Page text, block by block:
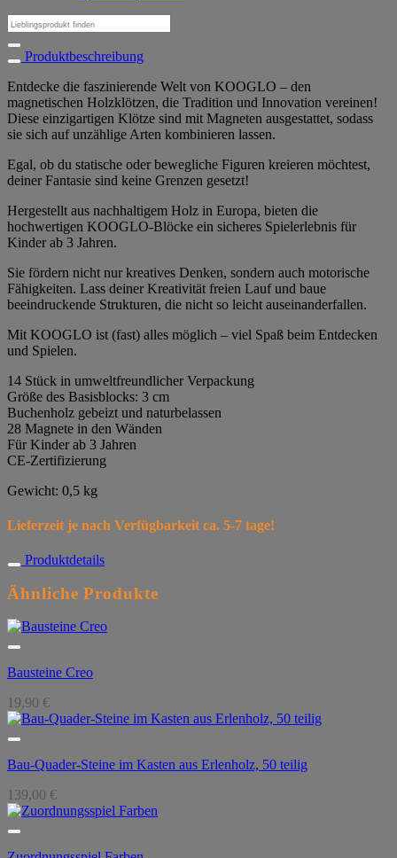
Suchen
nach:
Produktbeschreibung
Entdecke die faszinierende Welt von KOOGLO – den
magnetischen Holzklötzen, die Tradition und Innovation vereinen!
Diese einzigartigen Klötze sind mit Magneten ausgestattet, sodass
sie sich auf unzählige Arten kombinieren lassen.
Egal, ob du statische oder bewegliche Figuren kreieren möchtest,
deiner Fantasie sind keine Grenzen gesetzt!
Hergestellt aus nachhaltigem Holz in Europa, bieten die
hochwertigen KOOGLO-Blöcke ein sicheres Spielerlebnis für
Kinder ab 3 Jahren.
Sie fördern nicht nur kreatives Denken, sondern auch motorische
Fähigkeiten. Lass deiner Kreativität freien Lauf und baue
beeindruckende Strukturen, die nicht so leicht auseinanderfallen.
Mit KOOGLO ist (fast) alles möglich – viel Spaß beim Entdecken
und Spielen.
14 Stück in umweltfreundlicher Verpackung
Größe des Basisblocks: 3 cm
Buchenholz gebeizt und naturbelassen
28 Magnete in den Wänden
Für Kinder ab 3 Jahren
CE-Zertifizierung
Gewicht: 0,5 kg
Lieferzeit je nach Verfügbarkeit ca. 5-7 tage!
Produktdetails
Ähnliche Produkte
Bausteine Creo
19,90 €
Bau-Quader-Steine im Kasten aus Erlenholz, 50 teilig
139,00 €